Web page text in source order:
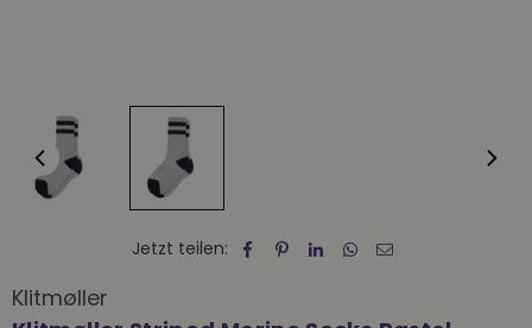
Jetzt teilen:
Klitmøller